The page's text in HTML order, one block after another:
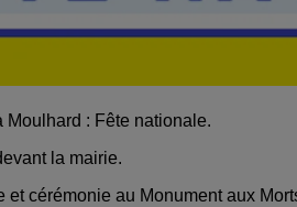
Moulhard : Fête nationale.
la mairie.
et cérémonie au Monument aux